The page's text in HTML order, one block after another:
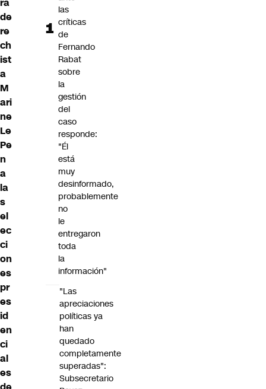
de
re
ch
ist
a
M
ari
ne
Le
Pe
n
a
la
s
el
ec
ci
on
es
pr
es
id
en
ci
al
es
las
críticas
de
Fernando
Rabat
sobre
la
gestión
del
caso
responde:
"Él
está
muy
desinformado,
probablemente
no
le
entregaron
toda
la
información"
"Las
apreciaciones
políticas ya
han
quedado
completamente
superadas":
Subsecretario